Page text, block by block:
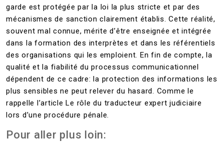
garde est protégée par la loi la plus stricte et par des
mécanismes de sanction clairement établis. Cette réalité,
souvent mal connue, mérite d’être enseignée et intégrée
dans la formation des interprètes et dans les référentiels
des organisations qui les emploient. En fin de compte, la
qualité et la fiabilité du processus communicationnel
dépendent de ce cadre: la protection des informations les
plus sensibles ne peut relever du hasard. Comme le
rappelle l’article Le rôle du traducteur expert judiciaire
lors d’une procédure pénale.
Pour aller plus loin: